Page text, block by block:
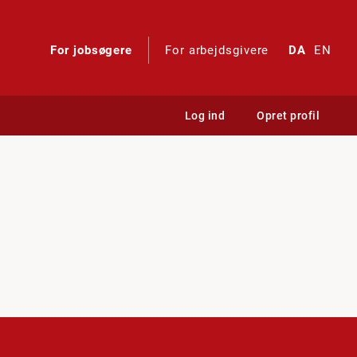
For jobsøgere For arbejdsgivere DA EN
Log ind Opret profil